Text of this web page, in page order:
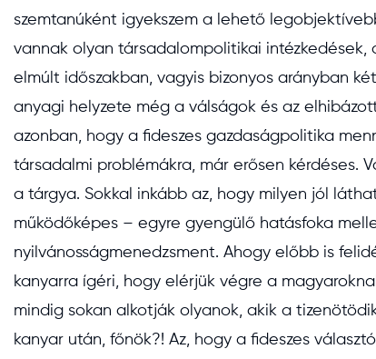
szemtanúként igyekszem a lehető
vannak olyan társadalompolitikai
elmúlt időszakban, vagyis bizonyos arányban
anyagi helyzete még a válságok és az
azonban, hogy a fideszes gazdaságpolitika
társadalmi problémákra, már erősen kérdéses.
a tárgya. Sokkal inkább az, hogy milyen jól
működőképes – egyre gyengülő hatásfoka
nyilvánosságmenedzsment. Ahogy előbb is
kanyarra ígéri, hogy elérjük végre a
mindig sokan alkotják olyanok, akik a
kanyar után, főnök?! Az, hogy a fideszes